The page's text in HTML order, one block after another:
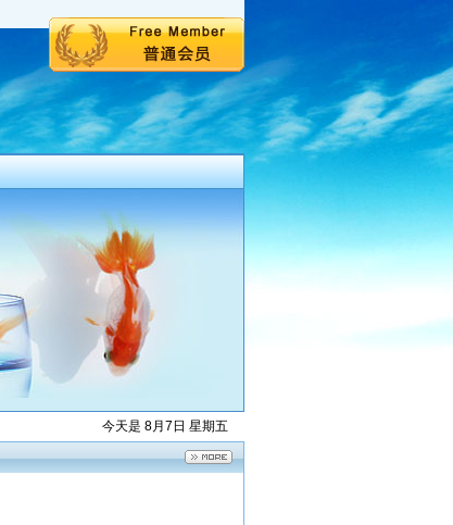
今天是 8月7日 星期五